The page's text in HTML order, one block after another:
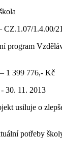
CZ.1.07/1.4.00/
program
– 1 399 776,- Kč
30. 11. 2013
usiluje o
potřeby